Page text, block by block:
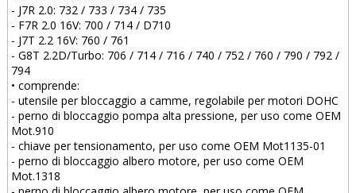
- J7R 2.0: 732 / 733 / 734 / 735
- F7R 2.0 16V: 700 / 714 / D710
- J7T 2.2 16V: 760 / 761
- G8T 2.2D/Turbo: 706 / 714 / 716 / 740 / 752 / 760 / 790 / 792 /
794
• comprende:
- utensile per bloccaggio a camme, regolabile per motori DOHC
- perno di bloccaggio pompa alta pressione, per uso come OEM
Mot.910
- chiave per tensionamento, per uso come OEM Mot1135-01
- perno di bloccaggio albero motore, per uso come OEM
Mot.1318